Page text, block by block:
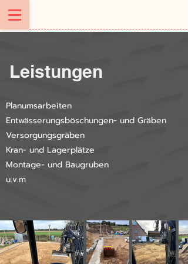
Leistungen
Planumsarbeiten
Entwässerungsböschungen- und Gräben
Versorgungsgräben
Kran- und Lagerplätze
Montage- und Baugruben
u.v.m